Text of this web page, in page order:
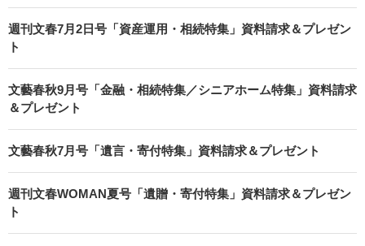
週刊文春7月2日号「資産運用・相続特集」資料請求＆プレゼン
ト
文藝春秋9月号「金融・相続特集／シニアホーム特集」資料請求
＆プレゼント
文藝春秋7月号「遺言・寄付特集」資料請求＆プレゼント
週刊文春WOMAN夏号「遺贈・寄付特集」資料請求＆プレゼン
ト